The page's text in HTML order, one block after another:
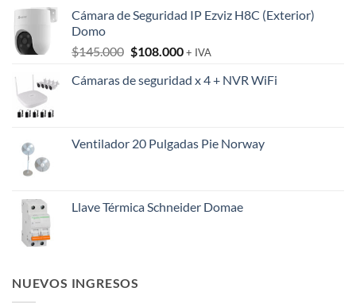
Cámara de Seguridad IP Ezviz H8C (Exterior)
Domo
$145.000 El
original
$108.000El
actual
+ IVA
Cámaras de seguridad x 4 + NVR WiFi
Ventilador 20 Pulgadas Pie Norway
Llave Térmica Schneider Domae
NUEVOS INGRESOS